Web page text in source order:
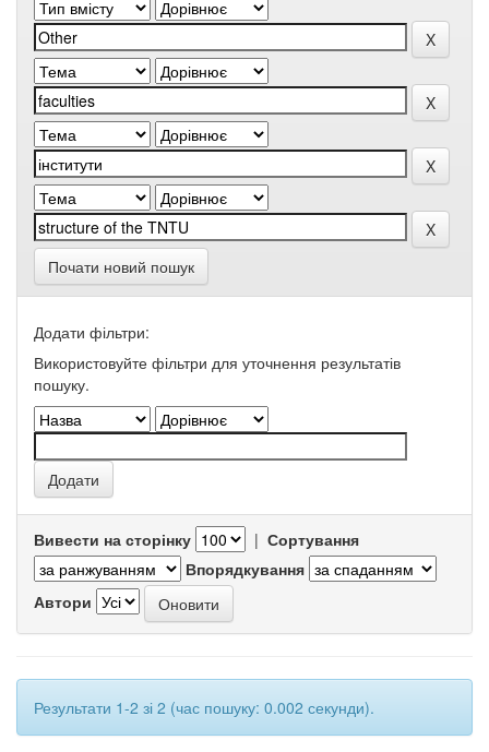
Почати новий пошук
Додати фільтри:
Використовуйте фільтри для уточнення результатів
пошуку.
Вивести на сторінку | Сортування
Впорядкування
Автори
Результати 1-2 зі 2 (час пошуку: 0.002 секунди).